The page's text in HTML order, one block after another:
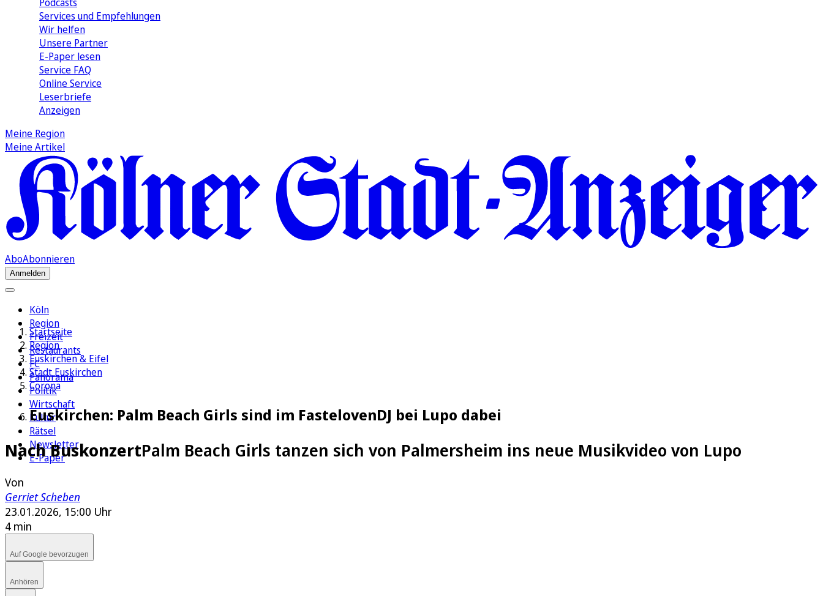
Services und Empfehlungen
Wir helfen
Unsere Partner
E-Paper lesen
Service FAQ
Online Service
Leserbriefe
Anzeigen
Meine Region
Meine Artikel
AboAbonnieren
Anmelden
Köln
Region
Freizeit
Restaurants
FC
Panorama
Politik
Wirtschaft
Kultur
Rätsel
Newsletter
E-Paper
Startseite
Region
Euskirchen & Eifel
Stadt Euskirchen
Corona
Euskirchen: Palm Beach Girls sind im FastelovenDJ bei Lupo dabei
Nach BuskonzertPalm Beach Girls tanzen sich von Palmersheim ins neue Musikvideo von Lupo
Von
Gerriet Scheben
23.01.2026, 15:00 Uhr
4 min
Auf Google bevorzugen
Anhören